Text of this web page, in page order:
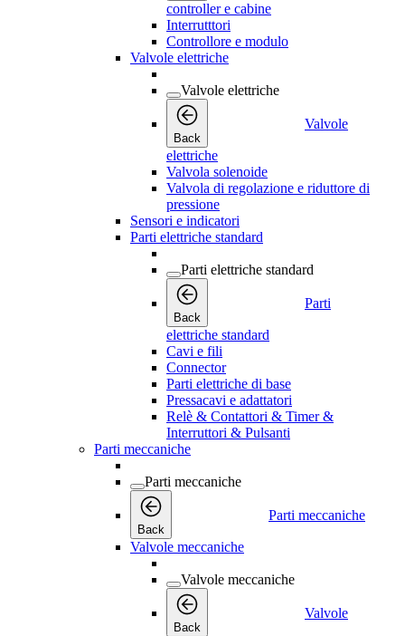
controller e cabine
Interrutttori
Controllore e modulo
Valvole elettriche
Valvole elettriche
Back
Valvole
elettriche
Valvola solenoide
Valvola di regolazione e riduttore di
pressione
Sensori e indicatori
Parti elettriche standard
Parti elettriche standard
Back
Parti
elettriche standard
Cavi e fili
Connector
Parti elettriche di base
Pressacavi e adattatori
Relè & Contattori & Timer &
Interruttori & Pulsanti
Parti meccaniche
Parti meccaniche
Back
Parti meccaniche
Valvole meccaniche
Valvole meccaniche
Back
Valvole